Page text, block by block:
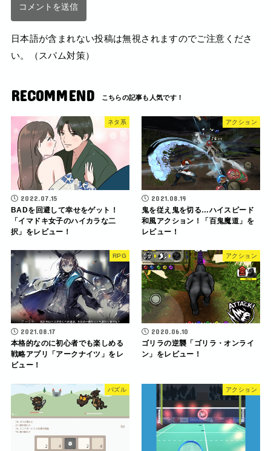
日本語が含まれない投稿は無視されますのでご注意くださ
い。（スパム対策）
RECOMMEND
ネタ系
2022.07.15
BADを回避して幸せをゲット！
「イマドキ女子のハイカラな二
択」をレビュー！
アクション
2021.08.19
鬼を従え鬼を切る…ハイスピード
和風アクション！「百鬼魔道」を
レビュー！
RPG
2021.08.17
本格的なのに初心者でも楽しめる
戦略アプリ「アークナイツ」をレ
ビュー！
アクション
2020.06.10
ゴリラの逆襲「ゴリラ・オンライ
ン」をレビュー！
パズル アクション